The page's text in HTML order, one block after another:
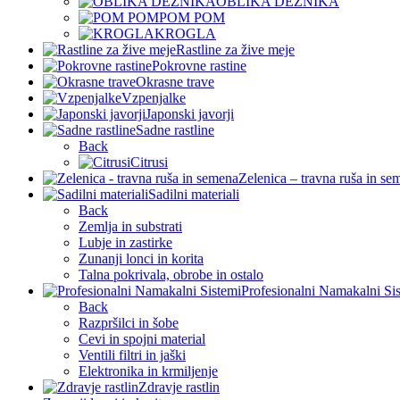
POM POM
KROGLA
Rastline za žive meje
Pokrovne rastine
Okrasne trave
Vzpenjalke
Japonski javorji
Sadne rastline
Back
Citrusi
Zelenica – travna ruša in
Sadilni materiali
Back
Zemlja in substrati
Lubje in zastirke
Zunanji lonci in korita
Talna pokrivala, obrobe in ostalo
Profesionalni Namakalni
Back
Razpršilci in šobe
Cevi in spojni material
Ventili filtri in jaški
Elektronika in krmiljenje
Zdravje rastlin